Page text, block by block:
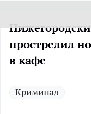
прострелил
в кафе
Криминал